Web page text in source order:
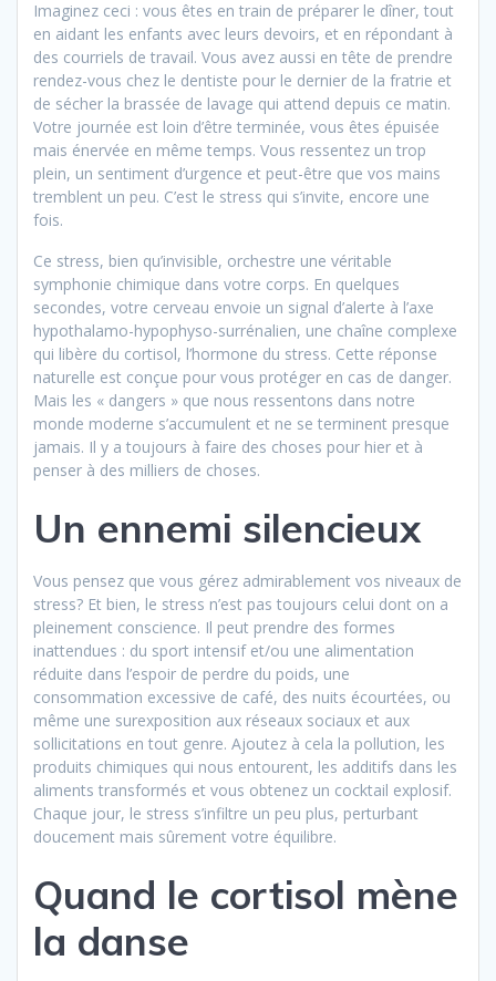
Imaginez ceci : vous êtes en train de préparer le dîner, tout
en aidant les enfants avec leurs devoirs, et en répondant à
des courriels de travail. Vous avez aussi en tête de prendre
rendez-vous chez le dentiste pour le dernier de la fratrie et
de sécher la brassée de lavage qui attend depuis ce matin.
Votre journée est loin d’être terminée, vous êtes épuisée
mais énervée en même temps. Vous ressentez un trop
plein, un sentiment d’urgence et peut-être que vos mains
tremblent un peu. C’est le stress qui s’invite, encore une
fois.
Ce stress, bien qu’invisible, orchestre une véritable
symphonie chimique dans votre corps. En quelques
secondes, votre cerveau envoie un signal d’alerte à l’axe
hypothalamo-hypophyso-surrénalien, une chaîne complexe
qui libère du cortisol, l’hormone du stress. Cette réponse
naturelle est conçue pour vous protéger en cas de danger.
Mais les « dangers » que nous ressentons dans notre
monde moderne s’accumulent et ne se terminent presque
jamais. Il y a toujours à faire des choses pour hier et à
penser à des milliers de choses.
Un ennemi silencieux
Vous pensez que vous gérez admirablement vos niveaux de
stress? Et bien, le stress n’est pas toujours celui dont on a
pleinement conscience. Il peut prendre des formes
inattendues : du sport intensif et/ou une alimentation
réduite dans l’espoir de perdre du poids, une
consommation excessive de café, des nuits écourtées, ou
même une surexposition aux réseaux sociaux et aux
sollicitations en tout genre. Ajoutez à cela la pollution, les
produits chimiques qui nous entourent, les additifs dans les
aliments transformés et vous obtenez un cocktail explosif.
Chaque jour, le stress s’infiltre un peu plus, perturbant
doucement mais sûrement votre équilibre.
Quand le cortisol mène
la danse